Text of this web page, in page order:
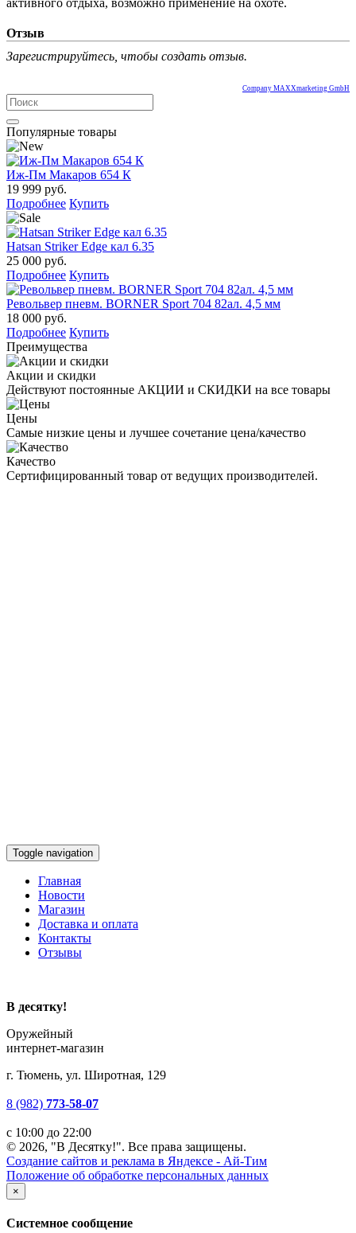
Отзыв
Зарегистрируйтесь, чтобы создать отзыв.
Company MAXXmarketing GmbH
Популярные товары
Иж-Пм Макаров 654 К
19 999 руб.
Подробнее Купить
Hatsan Striker Edge кал 6.35
25 000 руб.
Подробнее Купить
Револьвер пневм. BORNER Sport 704 82ал. 4,5 мм
18 000 руб.
Подробнее Купить
Преимущества
Акции и скидки
Действуют постоянные АКЦИИ и СКИДКИ на все товары
Цены
Самые низкие цены и лучшее сочетание цена/качество
Качество
Сертифицированный товар от ведущих производителей.
Toggle navigation
Главная
Новости
Магазин
Доставка и оплата
Контакты
Отзывы
В десятку!
Оружейный
интернет-магазин
г. Тюмень, ул. Широтная, 129
8 (982) 773-58-07
с 10:00 до 22:00
© 2026, "В Десятку!". Все права защищены.
Создание сайтов и реклама в Яндексе - Ай-Тим
Положение об обработке персональных данных
×
Системное сообщение